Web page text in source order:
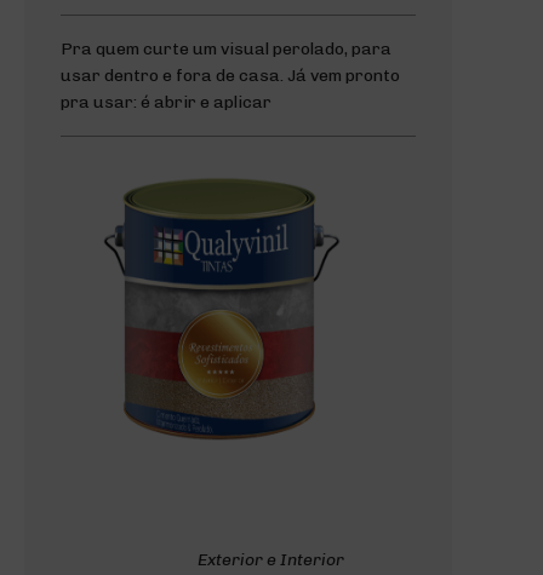
Pra quem curte um visual perolado, para
usar dentro e fora de casa. Já vem pronto
pra usar: é abrir e aplicar
Exterior e Interior